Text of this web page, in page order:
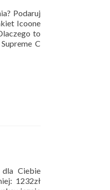
Podaruj
Icoone
to
C
Ciebie
1232zł